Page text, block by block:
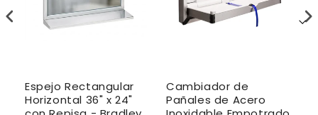
Espejo Rectangular
Horizontal 36" x 24"
Cambiador de
Pañales de Acero